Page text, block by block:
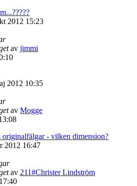
2012 15:23
av jimmi
2012 10:35
av Mogge
originalfälgar - vilken dimension?
2012 16:47
av 211#Christer Lindström